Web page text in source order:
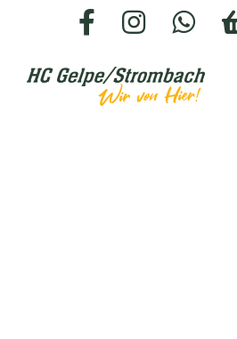
Facebook